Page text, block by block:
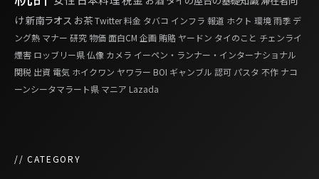
け新南ラオス お茶Twitter料金 タバコ インフラ 報道 ホクト 環境雨季 デ
ング熱 マナー 研究 物価 面白CM 企画 賄賂 ヤードン タイのこと チェンライ
煙害 ロッブリー県仏像 カメラ イーペン・ランナー・インターナショナル
関税 出資 電気 ホイクワン ヤワラー BOI ギャンブル 認可 パスタ 不作 ナコ
ーンシータマラート県 マニア Lazada
// CATEGORY